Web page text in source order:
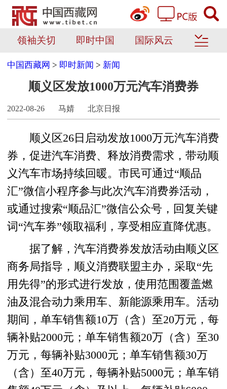
领袖关切 即时中国 国际风云
中国西藏网 > 即时新闻 > 新闻
顺义区发放1000万元汽车消费券
2022-08-26 马婧 北京日报
顺义区26日启动发放1000万元汽车消费
券，促进汽车消费、释放消费需求，带动顺
义汽车市场持续回暖。市民可通过“顺品
汇”微信小程序参与此次汽车消费券活动，
或通过搜索“顺品汇”微信公众号，回复关键
词“汽车券”领取福利，享受相应直降优惠。
据了解，汽车消费券发放活动由顺义区
商务局指导，顺义消费联盟主办，采取“先
用先得”的形式进行发放，使用范围覆盖燃
油及混合动力乘用车、新能源乘用车。活动
期间，单车销售额10万（含）至20万元，每
辆补贴2000元；单车销售额20万（含）至30
万元，每辆补贴3000元；单车销售额30万
（含）至40万元，每辆补贴5000元；单车销